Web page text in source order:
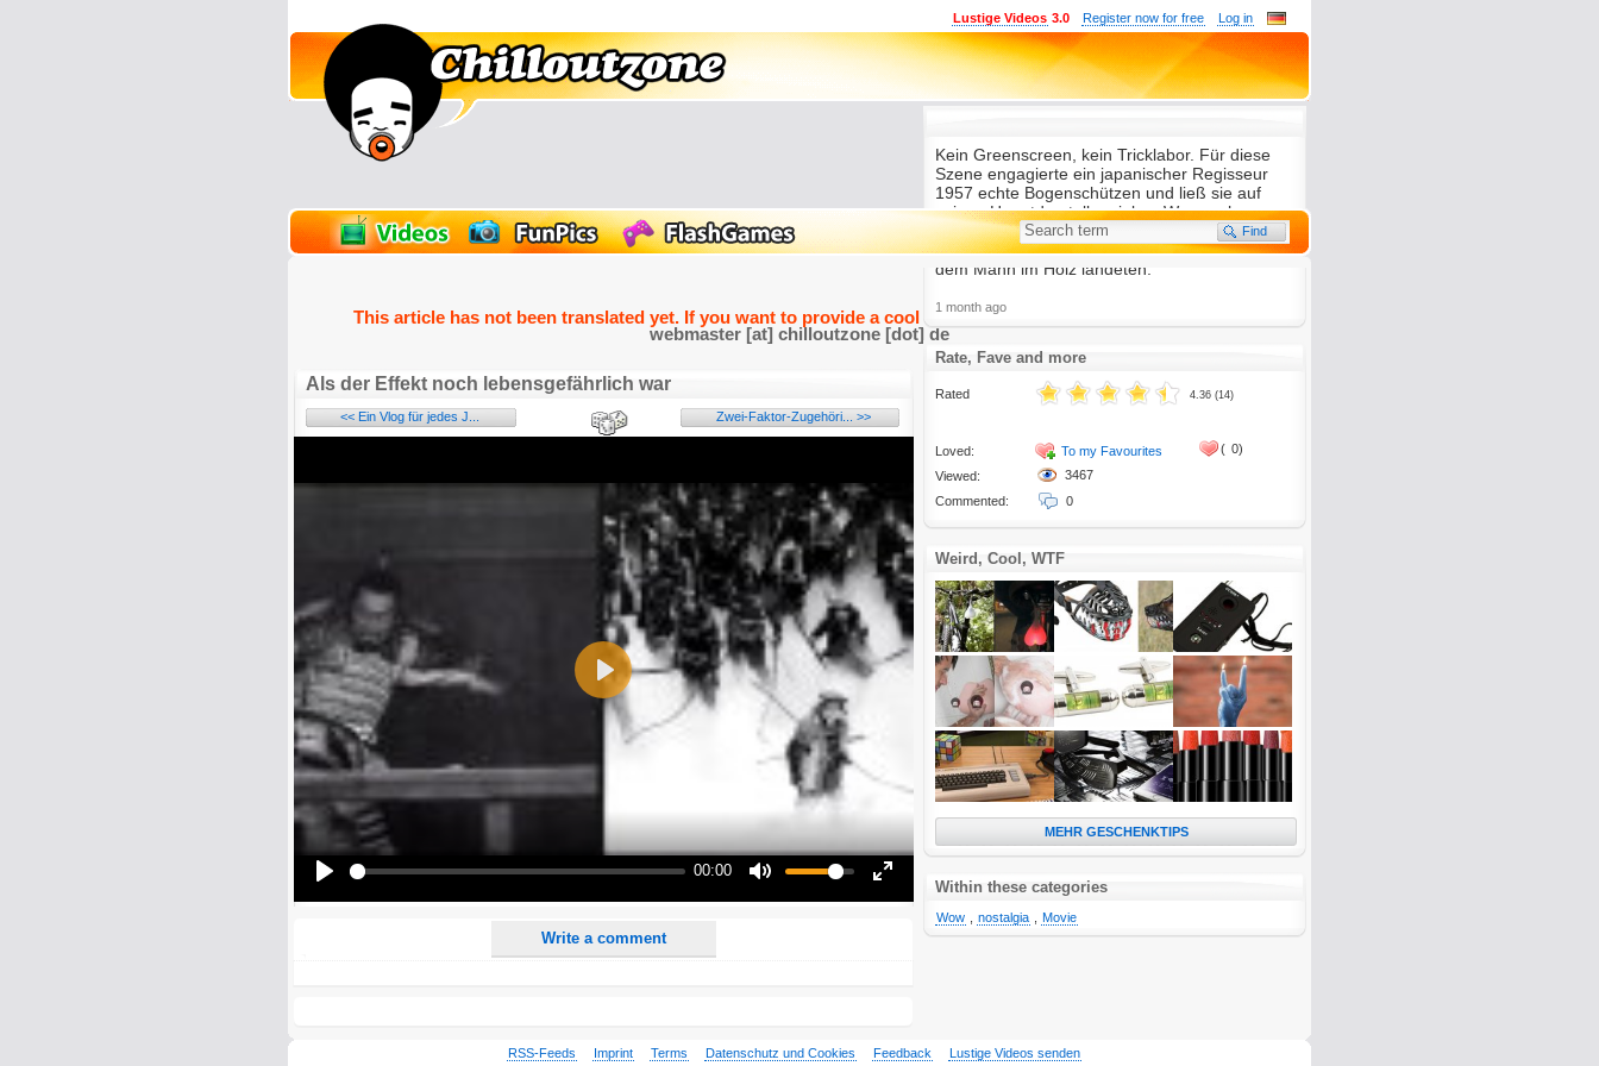
Log in
Register now for free
Lustige Videos 3.0
This article has not been translated yet. If you want to provide a cool and funny translation, please send it to
webmaster [at] chilloutzone [dot] de
Als der Effekt noch lebensgefährlich war
<< Ein Vlog für jedes J... Zwei-Faktor-Zugehöri... >>
00:00
fullscreen
Play
Write a comment
Name:
E-Mail address (optional):
Comment:
All HTML tags except of <br>, <strike> and <i> will be removed from your comment text.
URLs will be automatically converted. Please use "www." or "http://" in your URLs
Yes, I want to be informed, when someone replies to my comment(s).
Yes, I want to be informed when someone else comments to this content.
Kein Greenscreen, kein Tricklabor. Für diese
Szene engagierte ein japanischer Regisseur
1957 echte Bogenschützen und ließ sie auf
seinen Hauptdarsteller zielen. Was nach
digitaler Gewalt aussieht, ist reines Handwerk -
präzise genug, dass die Pfeile knapp neben
dem Mann im Holz landeten.
1 month ago
Rate, Fave and more
Rated
Loved:
Viewed:
Commented:
4.36 (14)
To my Favourites
3467
0
( 0)
Weird, Cool, WTF
MEHR GESCHENKTIPS
Within these categories
Wow nostalgia Movie
RSS-Feeds Imprint Terms Datenschutz und Cookies Feedback Lustige Videos senden